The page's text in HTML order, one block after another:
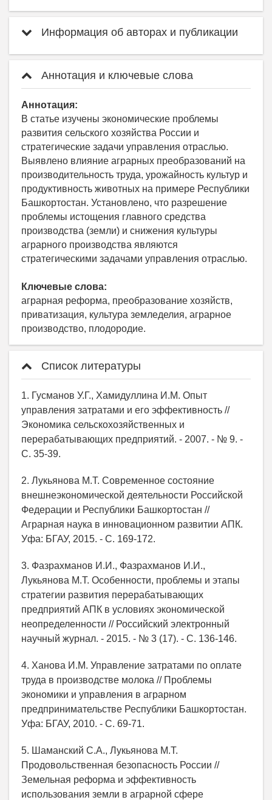
Информация об авторах и публикации
Аннотация и ключевые слова
Аннотация:
В статье изучены экономические проблемы
развития сельского хозяйства России и
стратегические задачи управления отраслью.
Выявлено влияние аграрных преобразований на
производительность труда, урожайность культур и
продуктивность животных на примере Республики
Башкортостан. Установлено, что разрешение
проблемы истощения главного средства
производства (земли) и снижения культуры
аграрного производства являются
стратегическими задачами управления отраслью.
Ключевые слова:
аграрная реформа, преобразование хозяйств,
приватизация, культура земледелия, аграрное
производство, плодородие.
Список литературы
1. Гусманов У.Г., Хамидуллина И.М. Опыт
управления затратами и его эффективность //
Экономика сельскохозяйственных и
перерабатывающих предприятий. - 2007. - № 9. -
С. 35-39.
2. Лукьянова М.Т. Современное состояние
внешнеэкономической деятельности Российской
Федерации и Республики Башкортостан //
Аграрная наука в инновационном развитии АПК.
Уфа: БГАУ, 2015. - С. 169-172.
3. Фазрахманов И.И., Фазрахманов И.И.,
Лукьянова М.Т. Особенности, проблемы и этапы
стратегии развития перерабатывающих
предприятий АПК в условиях экономической
неопределенности // Российский электронный
научный журнал. - 2015. - № 3 (17). - С. 136-146.
4. Ханова И.М. Управление затратами по оплате
труда в производстве молока // Проблемы
экономики и управления в аграрном
предпринимательстве Республики Башкортостан.
Уфа: БГАУ, 2010. - С. 69-71.
5. Шаманский С.А., Лукьянова М.Т.
Продовольственная безопасность России //
Земельная реформа и эффективность
использования земли в аграрной сфере